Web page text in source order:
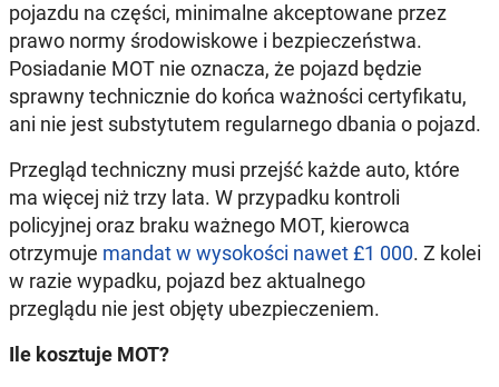
pojazdu na części, minimalne akceptowane przez
prawo normy środowiskowe i bezpieczeństwa.
Posiadanie MOT nie oznacza, że pojazd będzie
sprawny technicznie do końca ważności certyfikatu,
ani nie jest substytutem regularnego dbania o pojazd.
Przegląd techniczny musi przejść każde auto, które
ma więcej niż trzy lata. W przypadku kontroli
policyjnej oraz braku ważnego MOT, kierowca
otrzymuje mandat w wysokości nawet £1 000. Z kolei
w razie wypadku, pojazd bez aktualnego
przeglądu nie jest objęty ubezpieczeniem.
Ile kosztuje MOT?